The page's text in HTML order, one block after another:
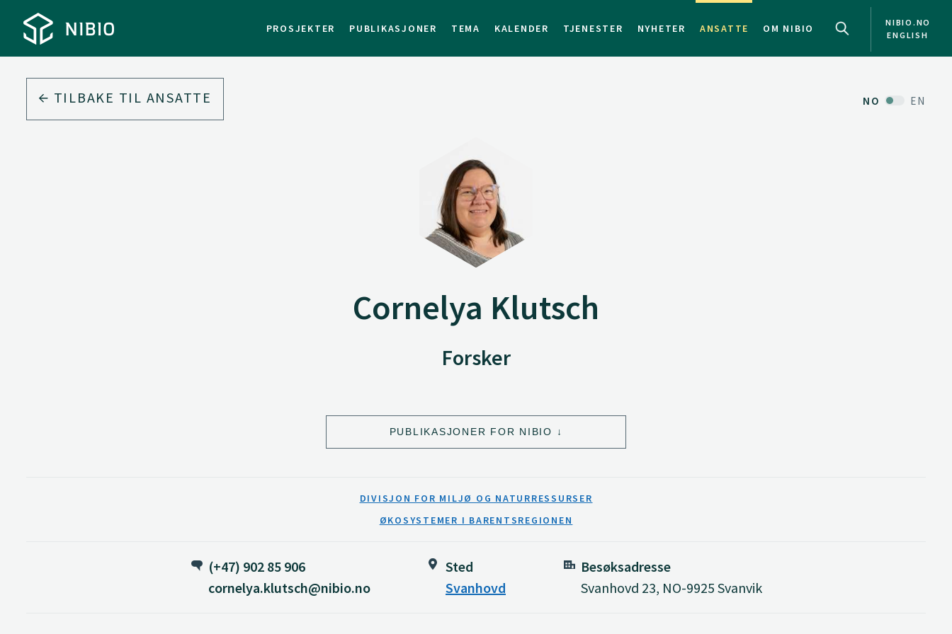
PROSJEKTER PUBLIKASJONER TEMA KALENDER TJENESTER NYHETER ANSATTE OM NIBIO
NIBIO.NO
ENGLISH
TILBAKE TIL ANSATTE NO EN
Cornelya Klutsch
Forsker
PUBLIKASJONER FOR NIBIO
DIVISJON FOR MILJØ OG NATURRESSURSER
ØKOSYSTEMER I BARENTSREGIONEN
(+47) 902 85 906
cornelya.klutsch@nibio.no
Sted
Svanhovd
Besøksadresse
Svanhovd 23, NO-9925 Svanvik